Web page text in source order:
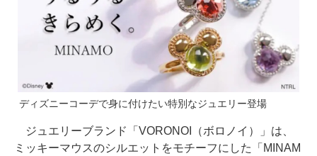
ディズニーコーデで身に付けたい特別なジュエリー登場
ジュエリーブランド「VORONOI（ボロノイ）」は、
ミッキーマウスのシルエットをモチーフにした「MINAM